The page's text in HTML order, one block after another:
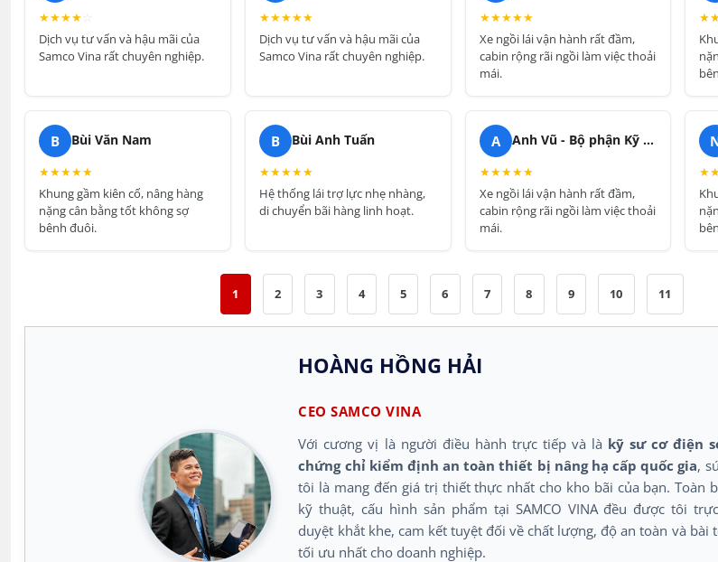
★★★★
Dịch vụ tư vấn và hậu mãi của
Samco Vina rất chuyên nghiệp.
★★★★★
Dịch vụ tư vấn và hậu mãi của
Samco Vina rất chuyên nghiệp.
★★★★★
Xe ngồi lái vận hành rất đầm,
cabin rộng rãi ngồi làm việc thoải
mái.
★
B
Bùi Văn Nam
★★★★★
Khung gầm kiên cố, nâng hàng
nặng cân bằng tốt không sợ
bênh đuôi.
B
Bùi Anh Tuấn
★★★★★
Hệ thống lái trợ lực nhẹ nhàng,
di chuyển bãi hàng linh hoạt.
A
Anh Vũ - Bộ phận Kỹ thuật
★★★★★
Xe ngồi lái vận hành rất đầm,
cabin rộng rãi ngồi làm việc thoải
mái.
★
1 2 3 4 5 6 7 8 9 10 11
HOÀNG HỒNG HẢI
CEO SAMCO VINA
Với cương vị là người điều hành trực tiếp và là kỹ sư cơ điện
chứng chỉ kiểm định an toàn thiết bị nâng hạ cấp quốc gia,
tôi là mang đến giá trị thiết thực nhất cho kho bãi của bạn. Toàn
kỹ thuật, cấu hình sản phẩm tại SAMCO VINA đều được tôi
duyệt khắt khe, cam kết tuyệt đối về chất lượng, độ an toàn và bài
tối ưu nhất cho doanh nghiệp.